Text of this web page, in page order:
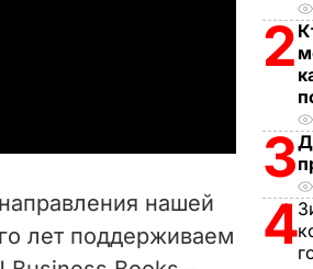
нашей
лет поддерживаем
2
3
4